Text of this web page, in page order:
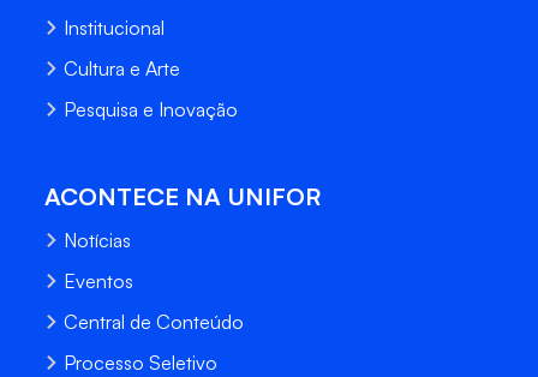
Institucional
Cultura e Arte
Pesquisa e Inovação
ACONTECE NA UNIFOR
Notícias
Eventos
Central de Conteúdo
Processo Seletivo